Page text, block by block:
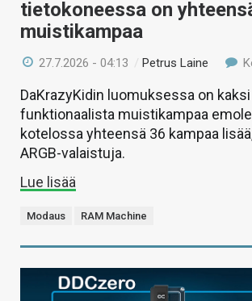
tietokoneessa on
muistikampaa
27.7.2026 - 04:13 /Petrus Laine
DaKrazyKidin luomuksessa on kaksi
funktionaalista muistikampaa
kotelossa yhteensä 36 kampaa
ARGB-valaistuja.
Lue lisää
Modaus RAM Machine